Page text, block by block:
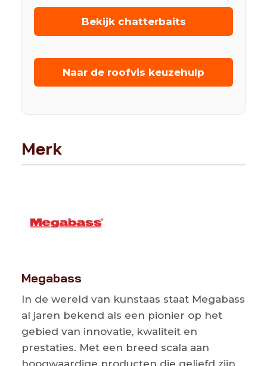
Bekijk chatterbaits
Naar de roofvis keuzehulp
Merk
Megabass
In de wereld van kunstaas staat Megabass
al jaren bekend als een pionier op het
gebied van innovatie, kwaliteit en
prestaties. Met een breed scala aan
hoogwaardige producten die geliefd zijn